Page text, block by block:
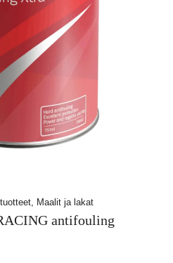
Maalit ja lakat
antifouling